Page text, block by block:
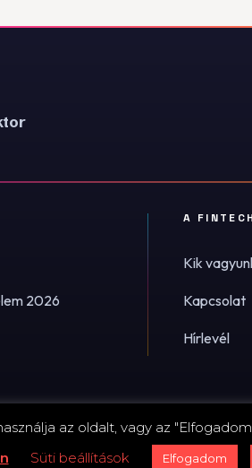
2026
A
Kik
Kapcsolat
Hírlevél
Impresszum ·
az oldalt, vagy az
Süti beállítások Elfogadom